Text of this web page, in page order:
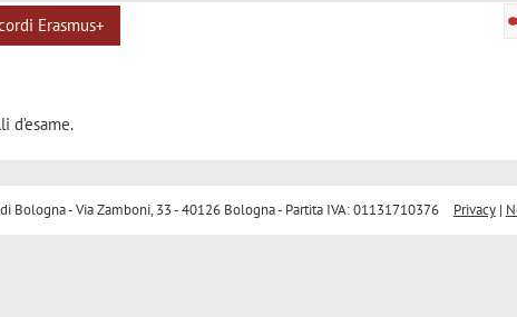
Erasmus+
Bologna - Via Zamboni, 33 - 40126 Bologna - Partita IVA: 01131710376 Privacy|